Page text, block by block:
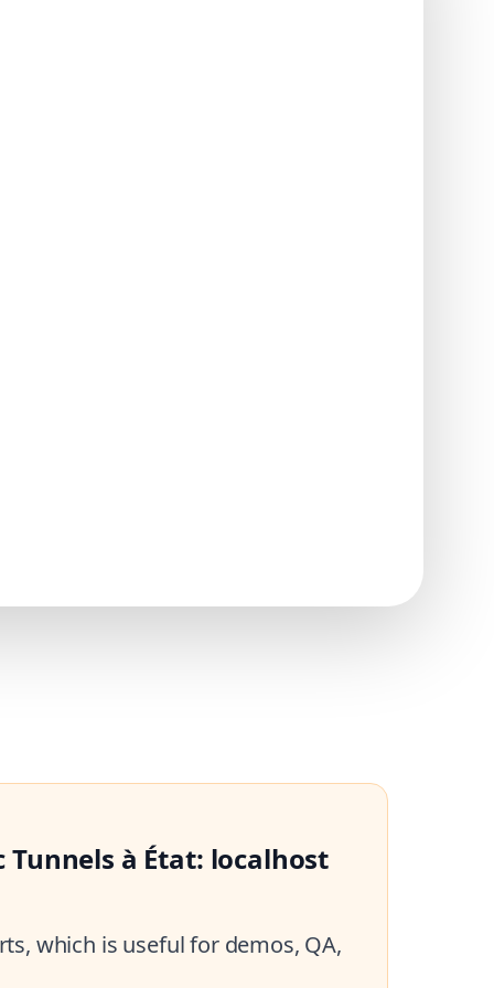
Tunnels à État: localhost
which is useful for demos, QA,